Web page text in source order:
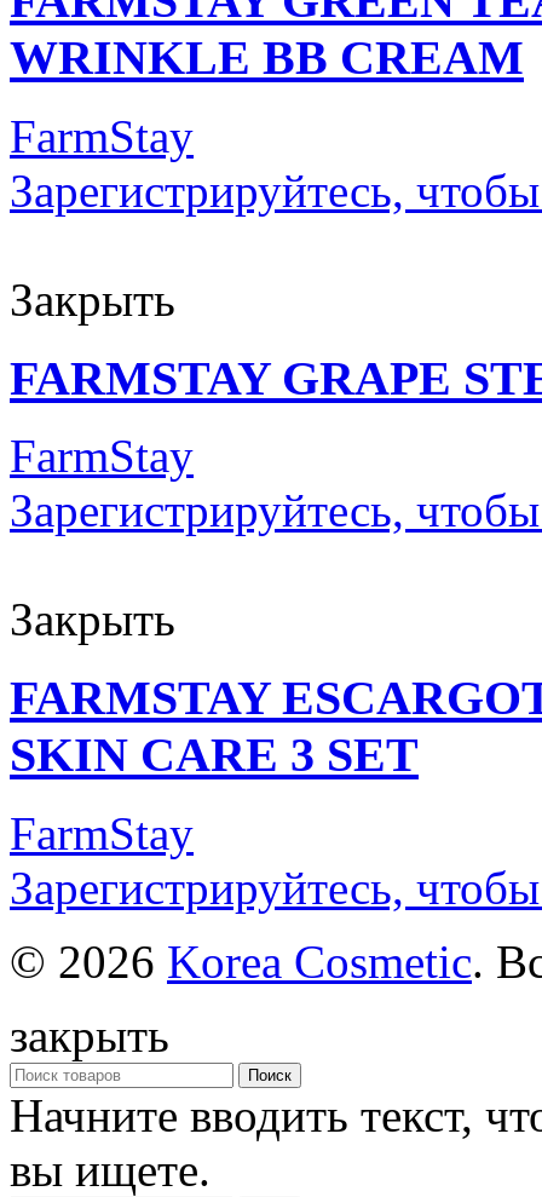
WRINKLE BB CREAM
FarmStay
Зарегистрируйтесь,
Закрыть
FARMSTAY GRAPE
FarmStay
Зарегистрируйтесь,
Закрыть
FARMSTAY
SKIN CARE 3 SET
FarmStay
Зарегистрируйтесь,
© 2026 Korea Cosmetic.
закрыть
Поиск
Начните вводить текст,
вы ищете.